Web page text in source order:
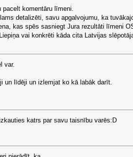
pacelt komentāru līmeni.
detalizēti, savu apgalvojumu, ka
kas spēs sasniegt Jura rezultāti līmeni
vai konkrēti kāda cita Latvijas
var.
un līdēji un izlemjat ko kā labāk darīt.
katrs par savu taisnību varēs:D